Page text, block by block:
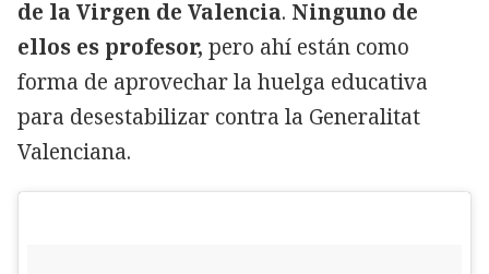
de la Virgen de Valencia. Ninguno de
ellos es profesor, pero ahí están como
forma de aprovechar la huelga educativa
para desestabilizar contra la Generalitat
Valenciana.